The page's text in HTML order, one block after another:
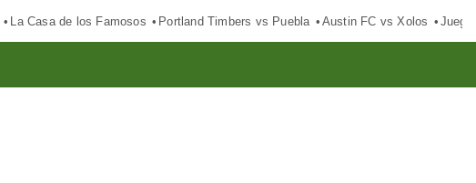
La Casa de los Famosos Portland Timbers vs Puebla Austin FC vs Xolos